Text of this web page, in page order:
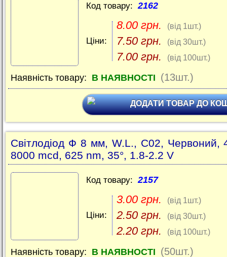
Код товару: 2162
Ціни:
8.00 грн. (від 1шт.)
7.50 грн. (від 30шт.)
7.00 грн. (від 100шт.)
Наявність товару: В НАЯВНОСТІ (13шт.)
ДОДАТИ ТОВАР ДО
Світлодіод Ф 8 мм, W.L., C02, Червоний,
8000 mcd, 625 nm, 35°, 1.8-2.2 V
Код товару: 2157
Ціни:
3.00 грн. (від 1шт.)
2.50 грн. (від 30шт.)
2.20 грн. (від 100шт.)
Наявність товару: В НАЯВНОСТІ (50шт.)